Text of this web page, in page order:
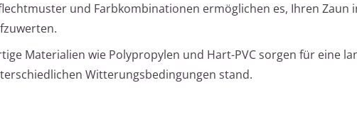
und Farbkombinationen ermöglichen es, Ihren Zaun
Materialien wie Polypropylen und Hart-PVC sorgen für eine
Witterungsbedingungen stand.